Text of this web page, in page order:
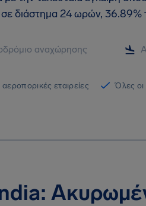
διάστημα 24 ωρών,
εταιρείες Όλες